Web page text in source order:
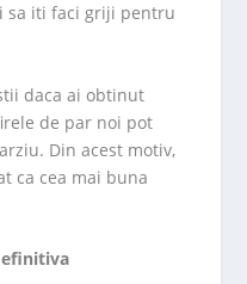
sa iti faci griji pentru
daca ai obtinut
de par noi pot
Din acest motiv,
ca cea mai buna